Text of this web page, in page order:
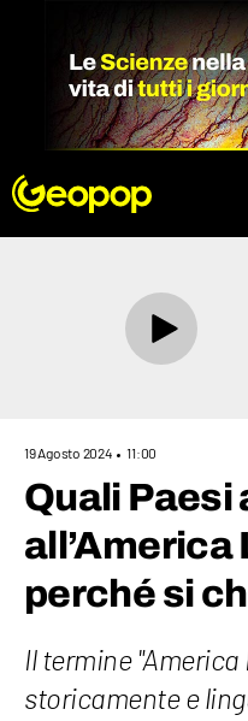
19 Agosto 2024 11:00
Quali Paesi
all’America
perché si
Il termine
storicamente e